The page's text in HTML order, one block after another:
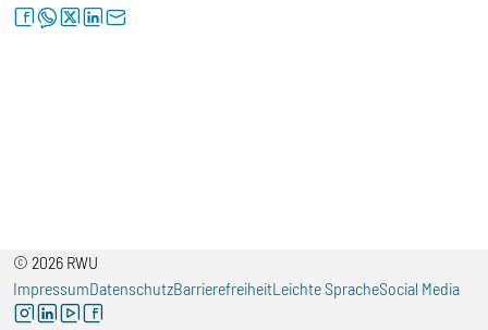
facebookwhatsapptwitterlinkedinletter
© 2026 RWU
ImpressumDatenschutzBarrierefreiheitLeichte SpracheSocial Media
instagramlinkedinyoutubefacebook